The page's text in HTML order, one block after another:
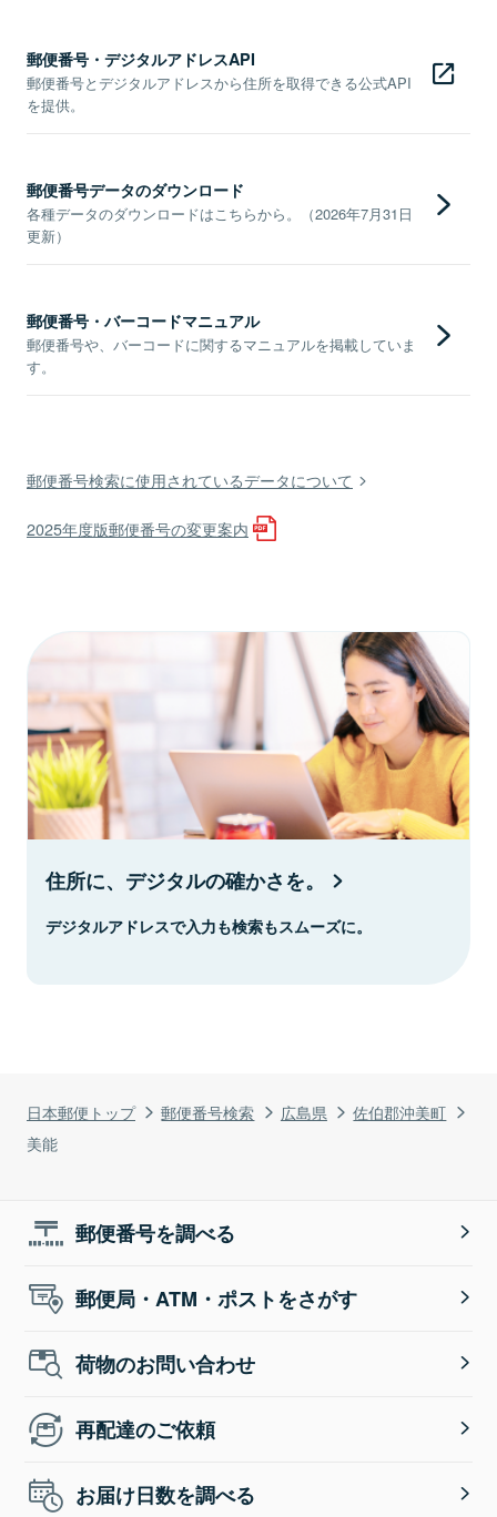
日本郵便トップ 郵便番号検索 広島県
佐伯郡沖美町
美能
郵便番号・デジタルアドレスAPI
郵便番号とデジタルアドレスから住所を取得できる公式API
を提供。
郵便番号データのダウンロード
各種データのダウンロードはこちらから。（2026年7月31日
更新）
郵便番号・バーコードマニュアル
郵便番号や、バーコードに関するマニュアルを掲載していま
す。
郵便番号検索に使用されているデータについて
2025年度版郵便番号の変更案内
住所に、デジタルの確かさを。
デジタルアドレスで入力も検索もスムーズに。
郵便番号を調べる
郵便局・ATM・ポストをさがす
荷物のお問い合わせ
再配達のご依頼
お届け日数を調べる